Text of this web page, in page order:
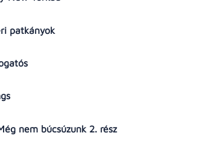
patkányok
nem búcsúzunk 2. rész